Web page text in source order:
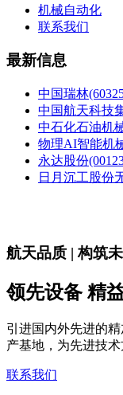
机械自动化
联系我们
最新信息
中国瑞林
中国航天科技
中石化石油机
物理AI智能机
永达股份
日月沉工股份
航天品质 | 构筑
领先设备 精
引进国内外先进的
产基地，为先进技
联系我们